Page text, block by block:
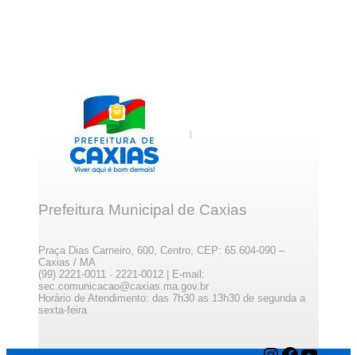
Prefeitura Municipal de Caxias
Praça Dias Carneiro, 600, Centro, CEP: 65.604-090 –
Caxias / MA
(99) 2221-0011 · 2221-0012 | E-mail:
sec.comunicacao@caxias.ma.gov.br
Horário de Atendimento: das 7h30 as 13h30 de segunda a
sexta-feira